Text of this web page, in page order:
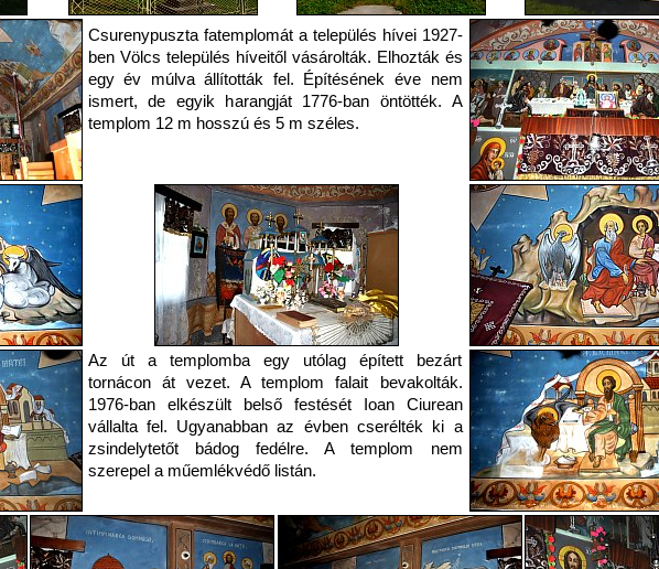
Csurenypuszta fatemplomát a település hívei 1927-
ben Völcs település híveitől vásárolták. Elhozták és
egy év múlva állították fel. Építésének éve nem
ismert, de egyik harangját 1776-ban öntötték. A
templom 12 m hosszú és 5 m széles.
Az út a templomba egy utólag épített bezárt
tornácon át vezet. A templom falait bevakolták.
1976-ban elkészült belső festését Ioan Ciurean
vállalta fel. Ugyanabban az évben cserélték ki a
zsindelytetőt bádog fedélre. A templom nem
szerepel a műemlékvédő listán.